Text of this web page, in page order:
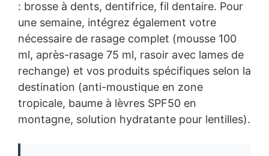
: brosse à dents, dentifrice, fil dentaire. Pour
une semaine, intégrez également votre
nécessaire de rasage complet (mousse 100
ml, après-rasage 75 ml, rasoir avec lames de
rechange) et vos produits spécifiques selon la
destination (anti-moustique en zone
tropicale, baume à lèvres SPF50 en
montagne, solution hydratante pour lentilles).